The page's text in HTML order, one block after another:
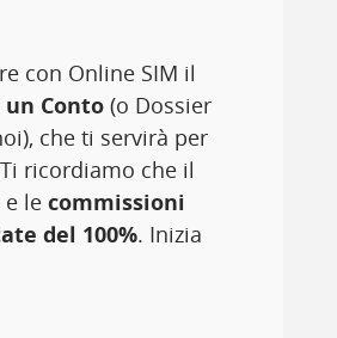
con Online SIM il
Conto (o Dossier
che ti servirà per
ricordiamo che il
e le commissioni
del 100%. Inizia